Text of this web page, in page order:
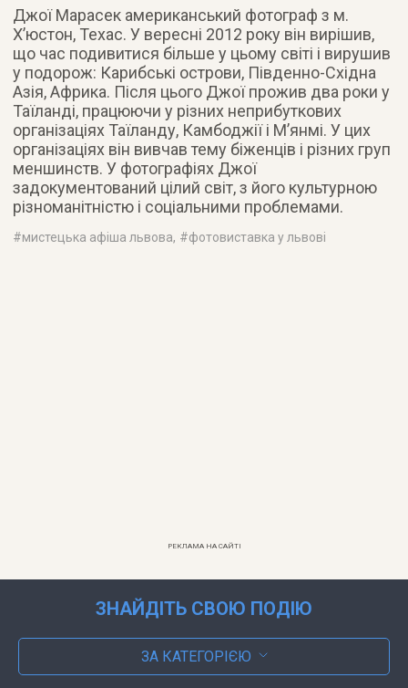
Джої Марасек американський фотограф з м.
Х’юстон, Техас. У вересні 2012 року він вирішив,
що час подивитися більше у цьому світі і вирушив
у подорож: Карибські острови, Південно-Східна
Азія, Африка. Після цього Джої прожив два роки у
Таїланді, працюючи у різних неприбуткових
організаціях Таїланду, Камбоджії і М’янмі. У цих
організаціях він вивчав тему біженців і різних груп
меншинств. У фотографіях Джої
задокументований цілий світ, з його культурною
різноманітністю і соціальними проблемами.
#мистецька афіша львова, #фотовиставка у львові
РЕКЛАМА НА САЙТІ
ЗНАЙДІТЬ СВОЮ ПОДІЮ
ЗА КАТЕГОРІЄЮ